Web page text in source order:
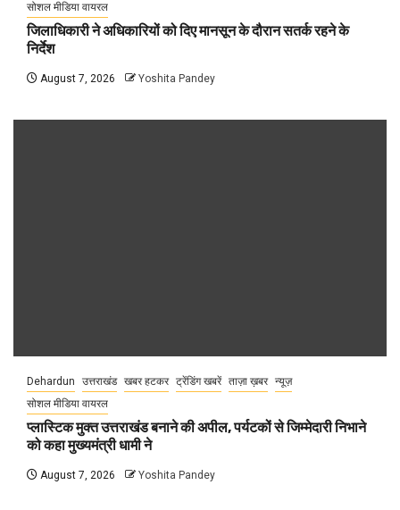
सोशल मीडिया वायरल
जिलाधिकारी ने अधिकारियों को दिए मानसून के दौरान सतर्क रहने के
निर्देश
August 7, 2026 Yoshita Pandey
Dehardun उत्तराखंड खबर हटकर ट्रेंडिंग खबरें ताज़ा ख़बर न्यूज़
सोशल मीडिया वायरल
प्लास्टिक मुक्त उत्तराखंड बनाने की अपील, पर्यटकों से जिम्मेदारी निभाने
को कहा मुख्यमंत्री धामी ने
August 7, 2026 Yoshita Pandey